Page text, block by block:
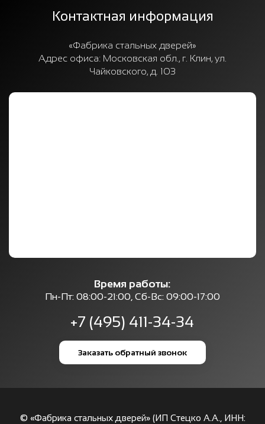
Контактная информация
«Фабрика стальных дверей»
Адрес офиса: Московская обл., г. Клин, ул.
Чайковского, д. 103
Время работы:
Пн-Пт: 08:00-21:00, Сб-Вс: 09:00-17:00
+7 (495) 411-34-34
Заказать обратный звонок
© «Фабрика стальных дверей» (ИП Стецко А.А., ИНН: